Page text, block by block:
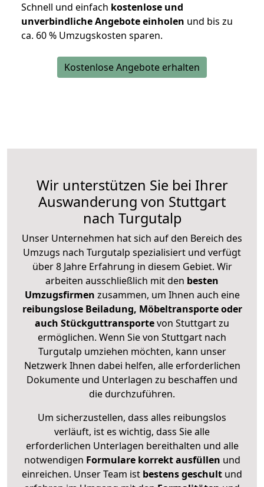
Schnell und einfach kostenlose und
unverbindliche Angebote einholen und bis zu
ca. 60 % Umzugskosten sparen.
Kostenlose Angebote erhalten
Wir unterstützen Sie bei Ihrer
Auswanderung von Stuttgart
nach Turgutalp
Unser Unternehmen hat sich auf den Bereich des
Umzugs nach Turgutalp spezialisiert und verfügt
über 8 Jahre Erfahrung in diesem Gebiet. Wir
arbeiten ausschließlich mit den besten
Umzugsfirmen zusammen, um Ihnen auch eine
reibungslose Beiladung, Möbeltransporte oder
auch Stückguttransportevon Stuttgart zu
ermöglichen. Wenn Sie von Stuttgart nach
Turgutalp umziehen möchten, kann unser
Netzwerk Ihnen dabei helfen, alle erforderlichen
Dokumente und Unterlagen zu beschaffen und
die durchzuführen.
Um sicherzustellen, dass alles reibungslos
verläuft, ist es wichtig, dass Sie alle
erforderlichen Unterlagen bereithalten und alle
notwendigen Formulare korrekt ausfüllen und
einreichen. Unser Team ist bestens geschult und